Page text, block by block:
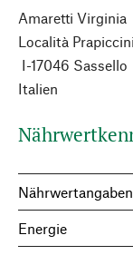
Amaretti Virginia
Località
I-17046 Sassello
Italien
Energie